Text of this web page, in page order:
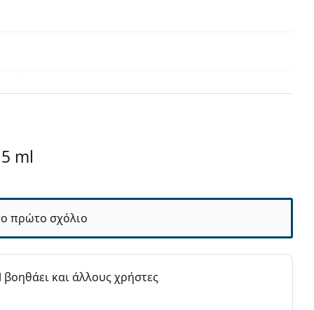
Σταγόνες - Κολλύρια
Επαφής
ml
πρώτο σχόλιο
και άλλους χρήστες